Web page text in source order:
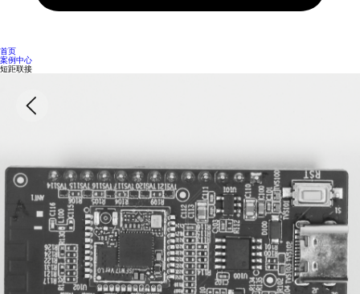
首页
案例中心
短距联接